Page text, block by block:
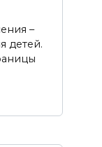
–
детей.